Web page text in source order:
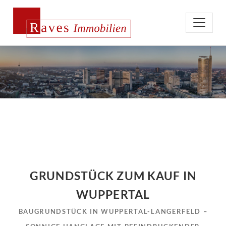
GRUNDSTÜCK ZUM KAUF IN
WUPPERTAL
BAUGRUNDSTÜCK IN WUPPERTAL-LANGERFELD –